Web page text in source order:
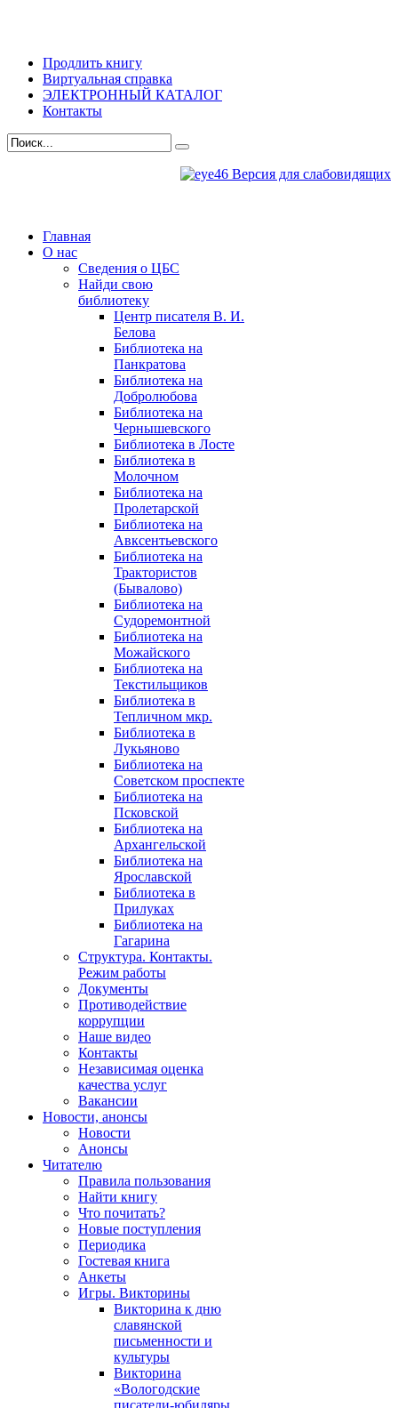
Продлить книгу
Виртуальная справка
ЭЛЕКТРОННЫЙ КАТАЛОГ
Контакты
Версия для слабовидящих
Главная
О нас
Сведения о ЦБС
Найди свою
библиотеку
Центр писателя В. И.
Белова
Библиотека на
Панкратова
Библиотека на
Добролюбова
Библиотека на
Чернышевского
Библиотека в Лосте
Библиотека в
Молочном
Библиотека на
Пролетарской
Библиотека на
Авксентьевского
Библиотека на
Трактористов
(Бывалово)
Библиотека на
Судоремонтной
Библиотека на
Можайского
Библиотека на
Текстильщиков
Библиотека в
Тепличном мкр.
Библиотека в
Лукьяново
Библиотека на
Советском проспекте
Библиотека на
Псковской
Библиотека на
Архангельской
Библиотека на
Ярославской
Библиотека в
Прилуках
Библиотека на
Гагарина
Структура. Контакты.
Режим работы
Документы
Противодействие
коррупции
Наше видео
Контакты
Независимая оценка
качества услуг
Вакансии
Новости, анонсы
Новости
Анонсы
Читателю
Правила пользования
Найти книгу
Что почитать?
Новые поступления
Периодика
Гостевая книга
Анкеты
Игры. Викторины
Викторина к дню
славянской
письменности и
культуры
Викторина
«Вологодские
писатели-юбиляры